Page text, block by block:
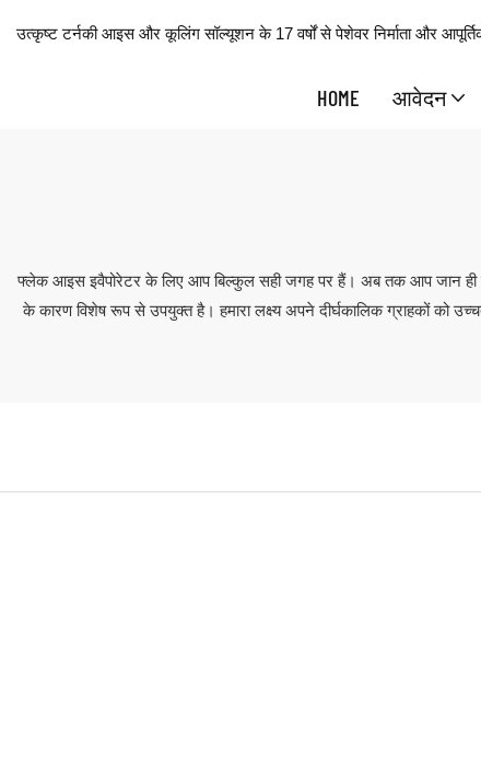
उत्कृष्ट टर्नकी आइस और कूलिंग सॉल्यूशन के 17 वर्षों से पेशेवर निर्माता और
HOME आवेदन
फ्लेक आइस इवैपोरेटर के लिए आप बिल्कुल सही जगह पर हैं। अब तक आप जान ही
के कारण विशेष रूप से उपयुक्त है। हमारा लक्ष्य अपने दीर्घकालिक ग्राहकों को